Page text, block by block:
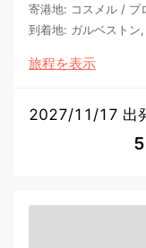
寄港地: コスメル / プ
到着地: ガルベストン
旅程を表示
2027/11/17 出